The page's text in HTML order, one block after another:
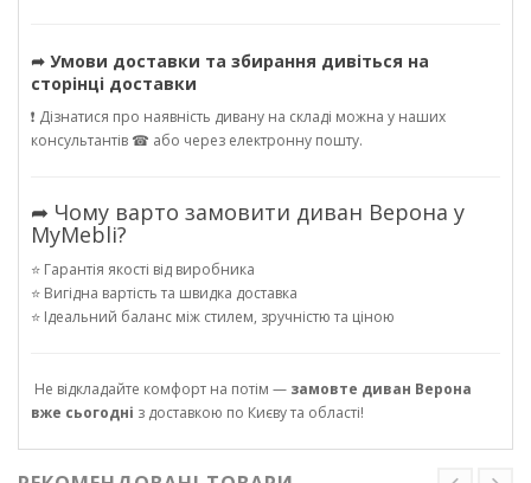
➦ Умови доставки та збирання дивіться на
сторінці доставки
❗ Дізнатися про наявність дивану на складі можна у наших
консультантів ☎ або через електронну пошту.
➦ Чому варто замовити диван Верона у
MyMebli?
⭐ Гарантія якості від виробника
⭐ Вигідна вартість та швидка доставка
⭐ Ідеальний баланс між стилем, зручністю та ціною
Не відкладайте комфорт на потім — замовте диван Верона
вже сьогодні з доставкою по Києву та області!